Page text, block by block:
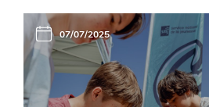
07/07/2025